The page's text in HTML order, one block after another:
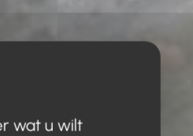
wat u wilt